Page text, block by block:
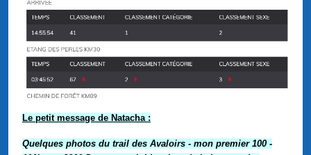
Le petit message de Natacha :
Quelques photos du trail des Avaloirs - mon premier 100 -